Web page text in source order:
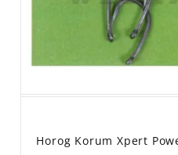
Horog Korum Xpert